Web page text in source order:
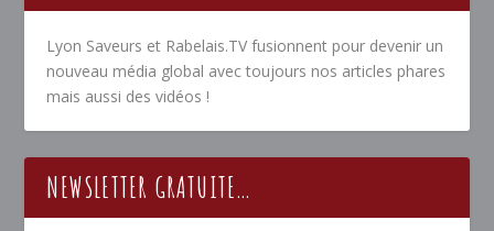
Lyon Saveurs et Rabelais.TV fusionnent pour devenir un
nouveau média global avec toujours nos articles phares
mais aussi des vidéos !
NEWSLETTER GRATUITE…